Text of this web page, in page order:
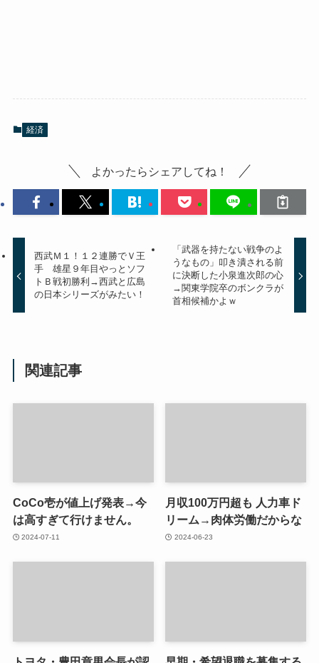
経済
よかったらシェアしてね！
西武Ｍ１！１２連勝でＶ王
手 雄星９年目やっとソフ
トＢ戦初勝利→西武と広島
の日本シリーズがみたい！
「武器を持たない戦争のよ
うなもの」叩き潰される前
に決断した小泉進次郎の心
→関東学院卒のボンクラが
首相候補かよｗ
関連記事
CoCo壱が値上げ発表→今
は高すぎて行けません。
2024-07-11
月収100万円超も 人力車ド
リーム→肉体労働だからな
2024-06-23